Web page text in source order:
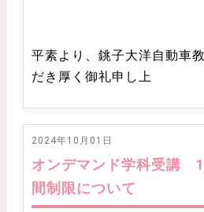
平素より、銚子大洋自動車
だき厚く御礼申し上
2024年10月01日
オンデマンド学科受講
間制限について